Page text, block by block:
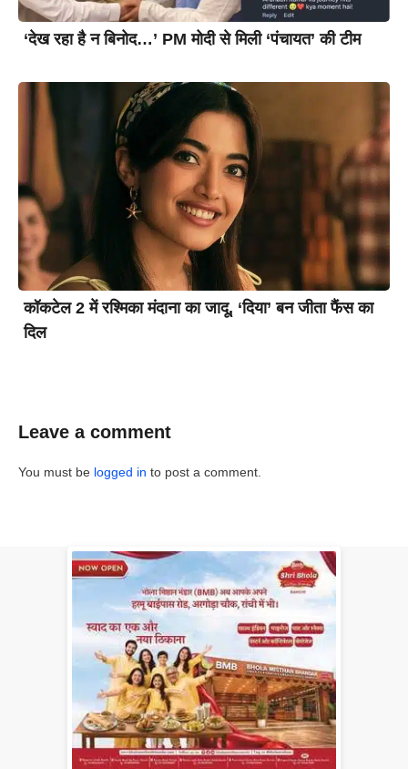
‘देख रहा है न बिनोद…’ PM मोदी से मिली ‘पंचायत’ की टीम
कॉकटेल 2 में रश्मिका मंदाना का जादू, ‘दिया’ बन जीता फैंस का
दिल
Leave a comment
You must be logged in to post a comment.